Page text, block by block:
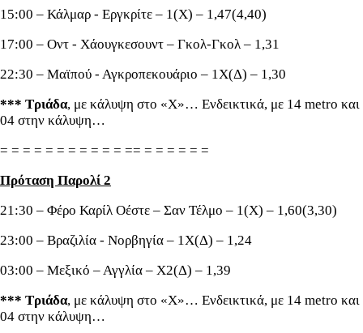
15:00 – Κάλμαρ - Εργκρίτε – 1(Χ) – 1,47(4,40)
17:00 – Οντ - Χάουγκεσουντ – Γκολ-Γκολ – 1,31
22:30 – Μαϊπού - Αγκροπεκουάριο – 1Χ(Δ) – 1,30
*** Τριάδα, με κάλυψη στο «Χ»… Ενδεικτικά, με 14 metro και
04 στην κάλυψη…
= = = = = = = = = = = == = = = = = =
Πρόταση Παρολί 2
21:30 – Φέρο Καρίλ Οέστε – Σαν Τέλμο – 1(Χ) – 1,60(3,30)
23:00 – Βραζιλία - Νορβηγία – 1Χ(Δ) – 1,24
03:00 – Μεξικό – Αγγλία – Χ2(Δ) – 1,39
*** Τριάδα, με κάλυψη στο «Χ»… Ενδεικτικά, με 14 metro και
04 στην κάλυψη…